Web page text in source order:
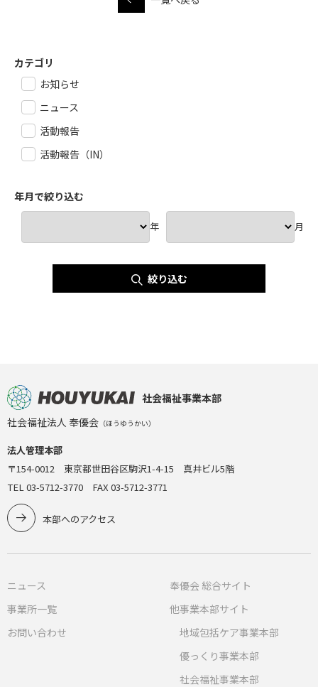
カテゴリ
お知らせ
ニュース
活動報告
活動報告（IN）
年月で絞り込む
年 月
絞り込む
社会福祉事業本部
社会福祉法人 奉優会 （ほうゆうかい）
法人管理本部
〒154-0012 東京都世田谷区駒沢1-4-15 真井ビル5階
TEL 03-5712-3770 FAX 03-5712-3771
本部へのアクセス
ニュース
事業所一覧
お問い合わせ
奉優会 総合サイト
他事業本部サイト
地域包括ケア事業本部
優っくり事業本部
社会福祉事業本部